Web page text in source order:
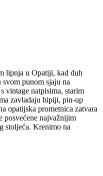
lipnja u Opatiji, kad duh
punom sjaju na
vintage natpisima, starim
zavladaju hipiji, pin-up
opatijska prometnica zatvara
posvećene najvažnijim
stoljeća. Krenimo na